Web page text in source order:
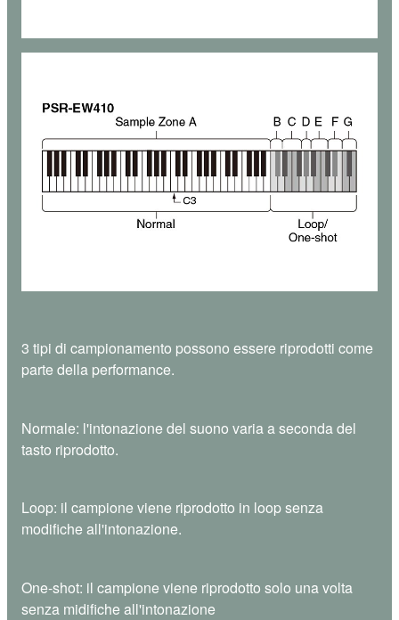
3 tipi di campionamento possono essere riprodotti come
parte della performance.
Normale: l'intonazione del suono varia a seconda del
tasto riprodotto.
Loop: il campione viene riprodotto in loop senza
modifiche all'intonazione.
One-shot: il campione viene riprodotto solo una volta
senza midifiche all'intonazione